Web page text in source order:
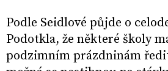
Podle Seidlové půjde o
Podotkla, že některé školy
podzimním prázdninám